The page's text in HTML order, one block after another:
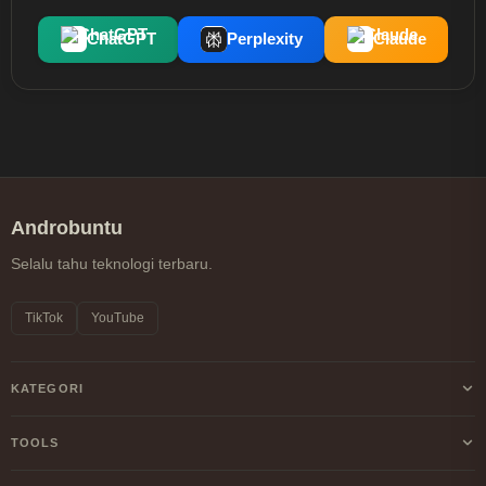
ChatGPT Perplexity Claude
Androbuntu
Selalu tahu teknologi terbaru.
TikTok YouTube
KATEGORI
Android
TOOLS